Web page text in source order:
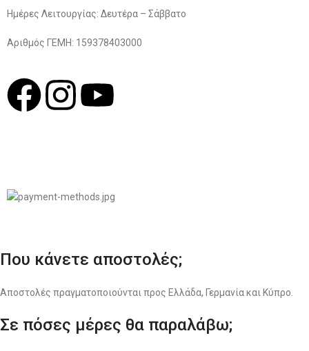
Ημέρες Λειτουργίας: Δευτέρα – Σάββατο
Αριθμός ΓΕΜΗ: 159378403000
Που κάνετε αποστολές;
Αποστολές πραγματοποιούνται προς Ελλάδα, Γερμανία και Κύπρο.
Σε πόσες μέρες θα παραλάβω;